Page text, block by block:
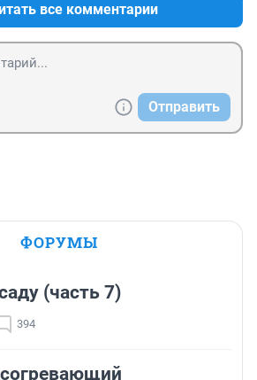
все комментарии
Отправить
ФОРУМЫ
(часть 7)
394